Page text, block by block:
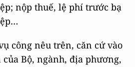
nộp thuế, lệ phí trước bạ
công nêu trên, căn cứ vào
Bộ, ngành, địa phương,